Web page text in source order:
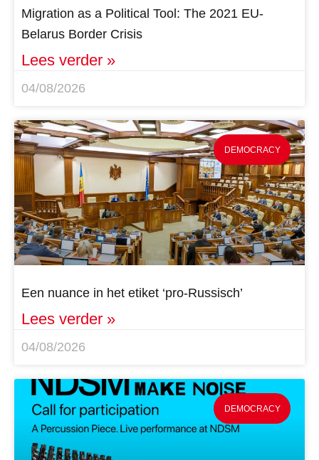
Migration as a Political Tool: The 2021 EU-
Belarus Border Crisis
Lees verder »
04/08/2026
DEMOCRACY
Een nuance in het etiket ‘pro-Russisch’
Lees verder »
04/08/2026
DEMOCRACY